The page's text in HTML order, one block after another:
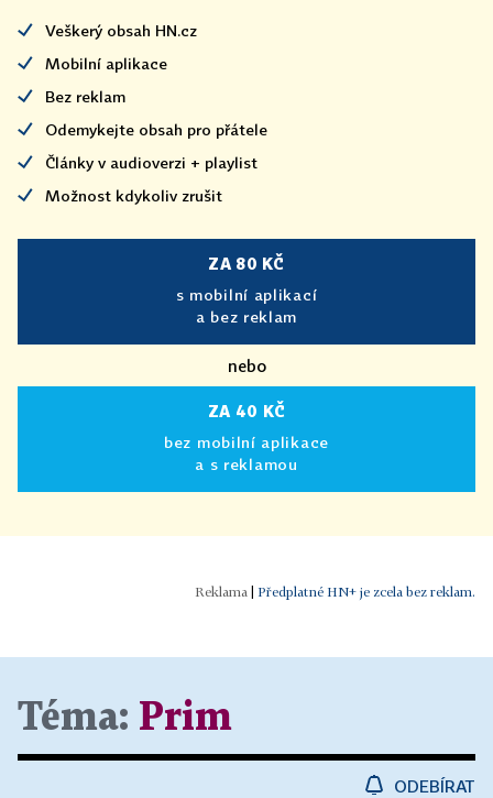
Veškerý obsah HN.cz
Mobilní aplikace
Bez reklam
Odemykejte obsah pro přátele
Články v audioverzi + playlist
Možnost kdykoliv zrušit
ZA 80 KČ
s mobilní aplikací
a bez reklam
nebo
ZA 40 KČ
bez mobilní aplikace
a s reklamou
Předplatné HN+ je zcela bez reklam.
Téma: Prim
ODEBÍRAT